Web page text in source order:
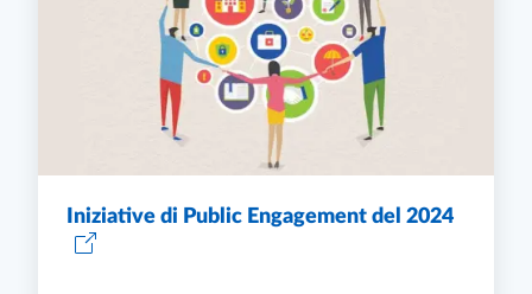
Iniziative di Public Engagement del 2024